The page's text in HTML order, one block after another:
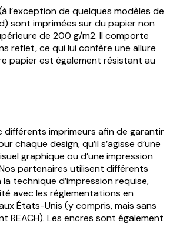
l’exception de quelques modèles de
sont imprimées sur du papier non
de 200 g/m2. Il comporte
reflet, ce qui lui confère une allure
papier est également résistant au
différents imprimeurs afin de garantir
chaque design, qu’il s’agisse d’une
graphique ou d’une impression
partenaires utilisent différents
technique d’impression requise,
avec les réglementations en
États-Unis (y compris, mais sans
REACH). Les encres sont également